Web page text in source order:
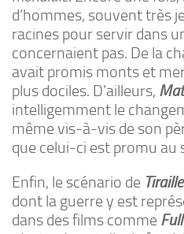
d’hommes, souvent très
racines pour servir dans
concernaient pas. De la
avait promis monts et
plus dociles. D’ailleurs,
intelligemment le
même vis-à-vis de son
que celui-ci est promu au
Enfin, le scénario de
dont la guerre y est
dans des films comme